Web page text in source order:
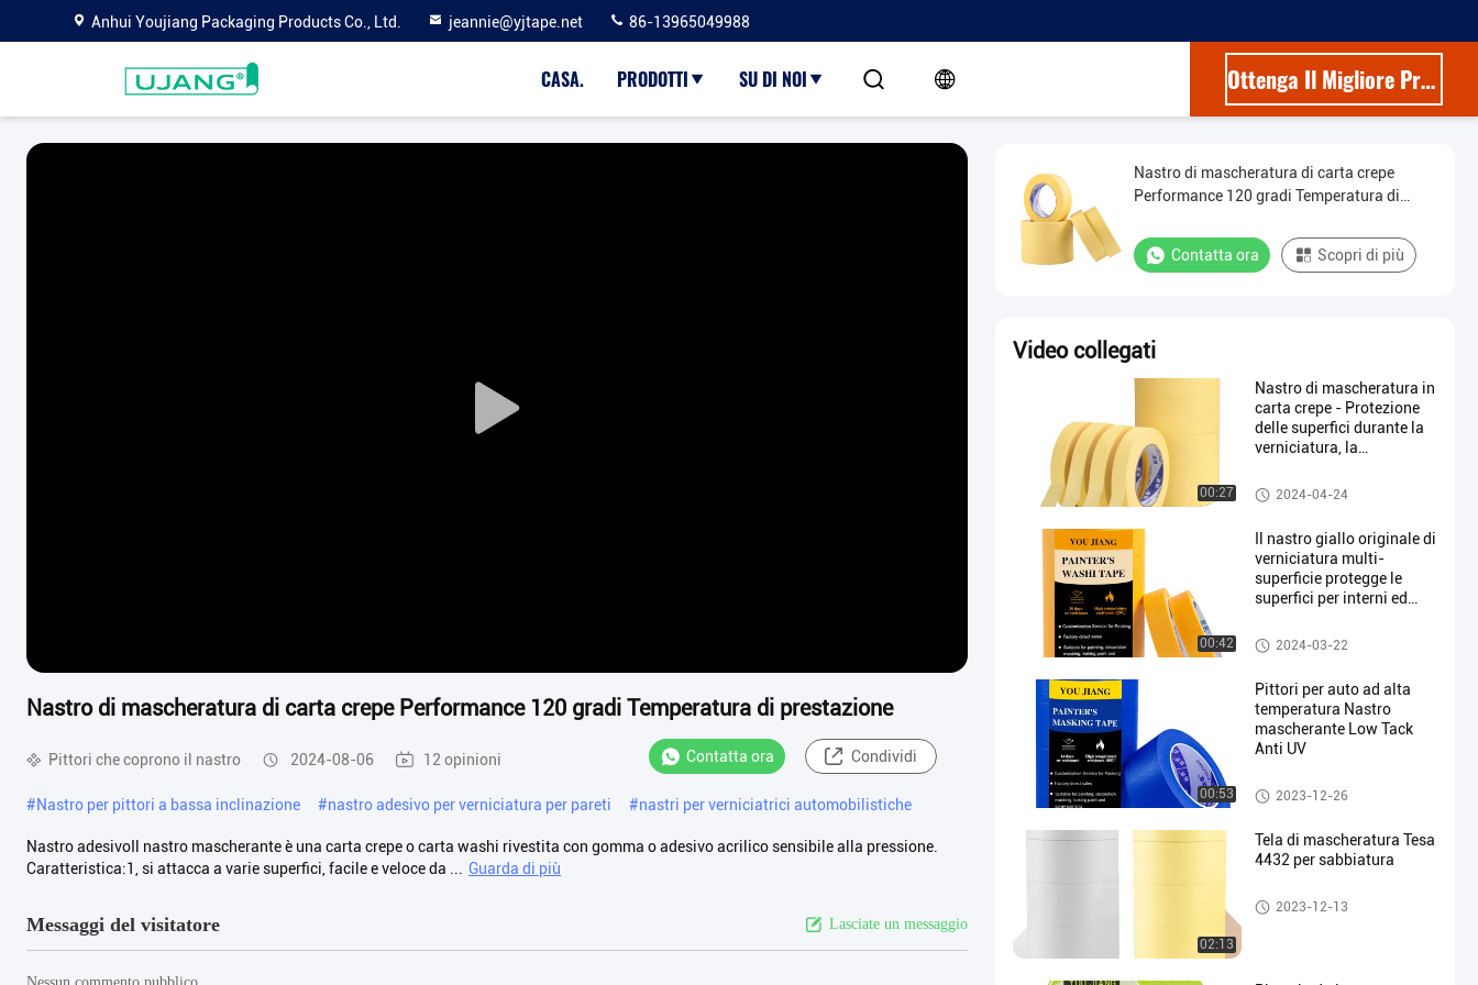
Anhui Youjiang Packaging Products Co., Ltd. jeannie@yjtape.net 86-13965049988
CASA. PRODOTTI SU DI NOI Ottenga Il Migliore Prezzo
Play
Nastro di mascheratura di carta crepe Performance 120 gradi Temperatura di prestazione
Pittori che coprono il nastro 2024-08-06 12 opinioni Contatta ora Condividi
#Nastro per pittori a bassa inclinazione #nastro adesivo per verniciatura per pareti #nastri per verniciatrici automobilistiche
Nastro adesivoIl nastro mascherante è una carta crepe o carta washi rivestita con gomma o adesivo acrilico sensibile alla pressione.
Caratteristica:1, si attacca a varie superfici, facile e veloce da ... Guarda di più
Messaggi del visitatore Lasciate un messaggio
Nessun commento pubblico
Nastro di mascheratura di carta crepe
Performance 120 gradi Temperatura di
Contatta ora Scopri di più
Video collegati
00:27
Nastro di mascheratura in
carta crepe - Protezione
delle superfici durante la
verniciatura, la
m Beige
Pittori che coprono il nastro
2024-04-24
00:42
Il nastro giallo originale di
verniciatura multi-
superficie protegge le
superfici per interni ed
Nastro di mascheratura
2024-03-22
00:53
Pittori per auto ad alta
temperatura Nastro
mascherante Low Tack
Anti UV
Pittori che coprono il nastro
2023-12-26
02:13
Tela di mascheratura Tesa
4432 per sabbiatura
Pittori che coprono il nastro
2023-12-13